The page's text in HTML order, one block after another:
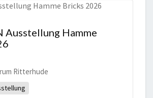
Ausstellung Hamme
Ritterhude